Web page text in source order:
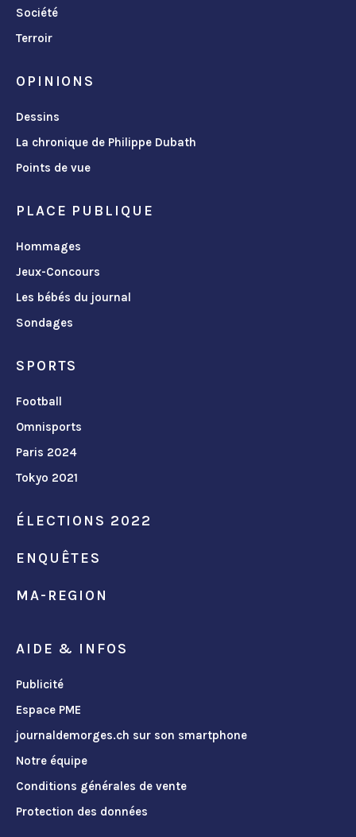
Société
Terroir
OPINIONS
Dessins
La chronique de Philippe Dubath
Points de vue
PLACE PUBLIQUE
Hommages
Jeux-Concours
Les bébés du journal
Sondages
SPORTS
Football
Omnisports
Paris 2024
Tokyo 2021
ÉLECTIONS 2022
ENQUÊTES
MA-REGION
AIDE & INFOS
Publicité
Espace PME
journaldemorges.ch sur son smartphone
Notre équipe
Conditions générales de vente
Protection des données